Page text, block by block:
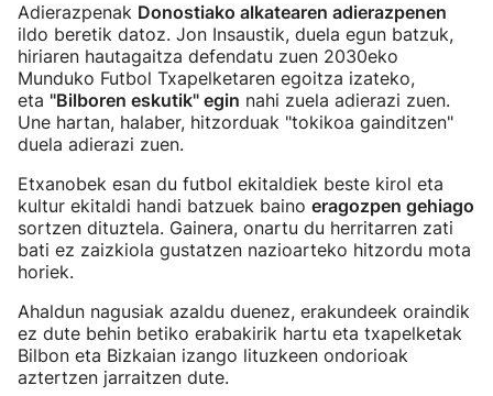
Adierazpenak Donostiako alkatearen adierazpenen
ildo beretik datoz. Jon Insaustik, duela egun batzuk,
hiriaren hautagaitza defendatu zuen 2030eko
Munduko Futbol Txapelketaren egoitza izateko,
eta "Bilboren eskutik" egin nahi zuela adierazi zuen.
Une hartan, halaber, hitzorduak "tokikoa gainditzen"
duela adierazi zuen.
Etxanobek esan du futbol ekitaldiek beste kirol eta
kultur ekitaldi handi batzuek baino eragozpen gehiago
sortzen dituztela. Gainera, onartu du herritarren zati
bati ez zaizkiola gustatzen nazioarteko hitzordu mota
horiek.
Ahaldun nagusiak azaldu duenez, erakundeek oraindik
ez dute behin betiko erabakirik hartu eta txapelketak
Bilbon eta Bizkaian izango lituzkeen ondorioak
aztertzen jarraitzen dute.